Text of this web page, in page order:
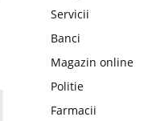
Servicii
Banci
Magazin online
Politie
Farmacii